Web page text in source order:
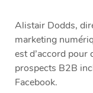
Alistair Dodds,
marketing
est d’accord pour
prospects B2B
Facebook.